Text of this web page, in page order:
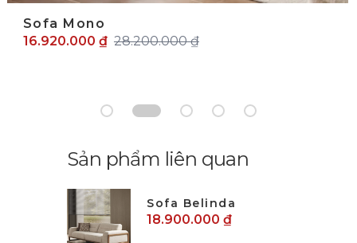
Sofa Mono
16.920.000 ₫ 28.200.000 ₫
Sản phẩm liên quan
Sofa Belinda
18.900.000 ₫